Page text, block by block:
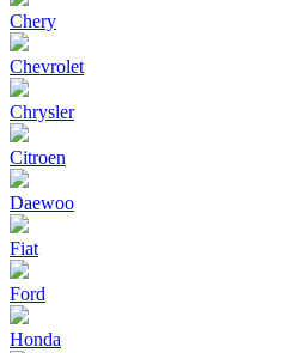
Chery
Chevrolet
Chrysler
Citroen
Daewoo
Fiat
Ford
Honda